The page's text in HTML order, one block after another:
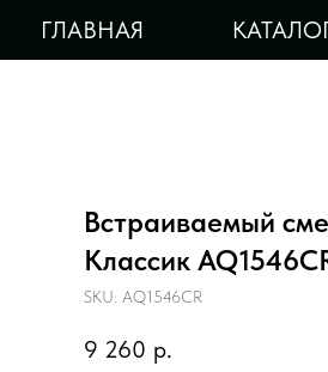
ГЛАВНАЯ
Встраиваемый
Классик
SKU: AQ1546CR
9 260 р.